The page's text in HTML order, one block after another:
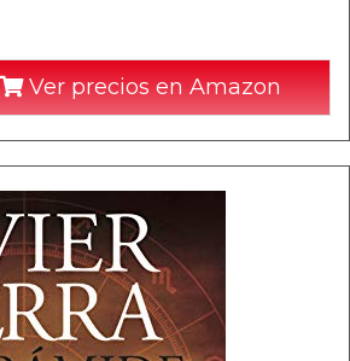
Ver precios en Amazon